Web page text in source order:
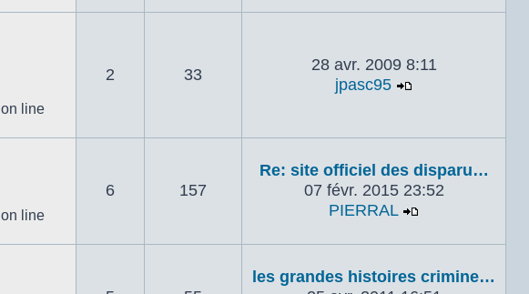
on line
2 33
28 avr. 2009 8:11
jpasc95
on line
6 157
Re: site officiel des disparu…
07 févr. 2015 23:52
PIERRAL
les grandes histoires crimine…